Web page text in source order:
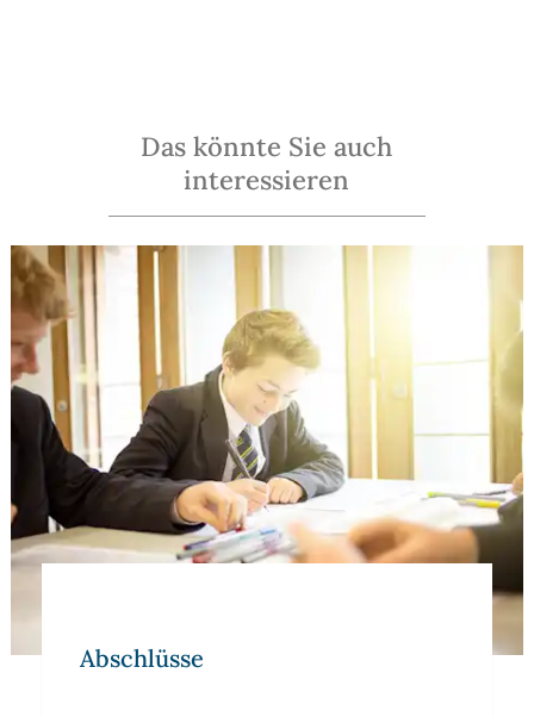
Das könnte Sie auch
interessieren
Abschlüsse
Abschlüsse